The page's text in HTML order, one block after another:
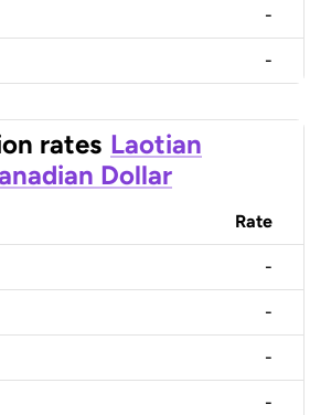
-
-
rates Laotian
Dollar
Rate
-
-
-
-